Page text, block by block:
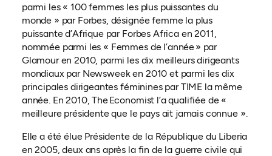
parmi les « 100 femmes les plus puissantes du
monde » par Forbes, désignée femme la plus
puissante d’Afrique par Forbes Africa en 2011,
nommée parmi les « Femmes de l’année » par
Glamour en 2010, parmi les dix meilleurs dirigeants
mondiaux par Newsweek en 2010 et parmi les dix
principales dirigeantes féminines par TIME la même
année. En 2010, The Economist l’a qualifiée de «
meilleure présidente que le pays ait jamais connue ».
Elle a été élue Présidente de la République du Liberia
en 2005, deux ans après la fin de la guerre civile qui